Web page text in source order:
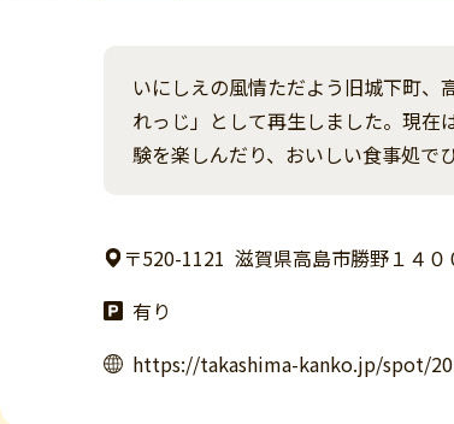
いにしえの風情ただよう旧城下町、
れっじ」として再生しました。現在
験を楽しんだり、おいしい食事処で
〒520-1121 滋賀県高島市勝野１４０
有り
https://takashima-kanko.jp/spot/